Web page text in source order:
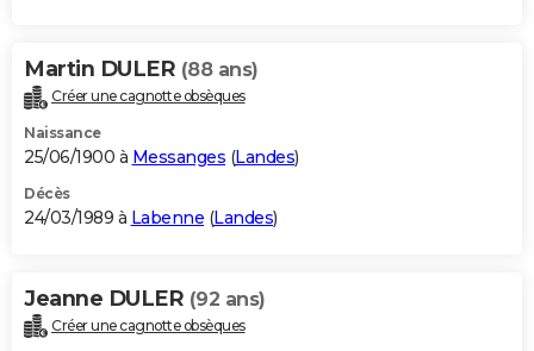
Martin DULER (88 ans)
Créer une cagnotte obsèques
Naissance
25/06/1900 à Messanges (Landes)
Décès
24/03/1989 à Labenne (Landes)
Jeanne DULER (92 ans)
Créer une cagnotte obsèques